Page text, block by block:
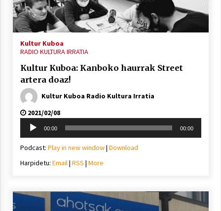
Berria egunkarian elkarrizketa
2021/07/06
2021/07/03
2021/07/01
Kultur Kuboa
RADIO KULTURA IRRATIA
Kultur Kuboa: Kanboko haurrak Street
artera doaz!
Kultur Kuboa Radio Kultura Irratia
2021/02/08
Soinu
erreproduzigailua
00:00 00:00
Podcast: Play in new window| Download
Harpidetu: Email| RSS | More